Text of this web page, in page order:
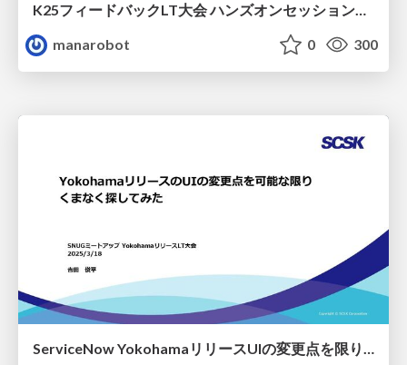
K25フィードバックLT大会 ハンズオンセッション参加レポート
manarobot
0 300
ServiceNow YokohamaリリースUIの変更点を限りなく探してみた